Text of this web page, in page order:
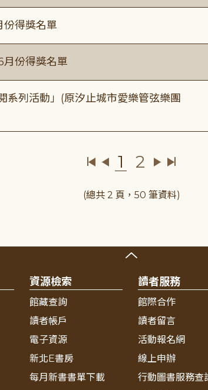
份得獎名單
月份得獎名單
系列活動」(原汐止城市愛樂管弦樂團
1 2
(總共 2 頁，50 筆資料)
資源檢索
館藏查詢
讀者帳戶
電子資源
新北E書房
每月新書書單下載
讀者服務
館際合作
讀者留言
活動報名網
線上申辦
行動圖書服務查